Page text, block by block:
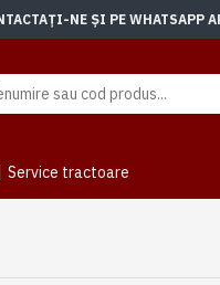
NE ȘI PE WHATSAPP
Service tractoare